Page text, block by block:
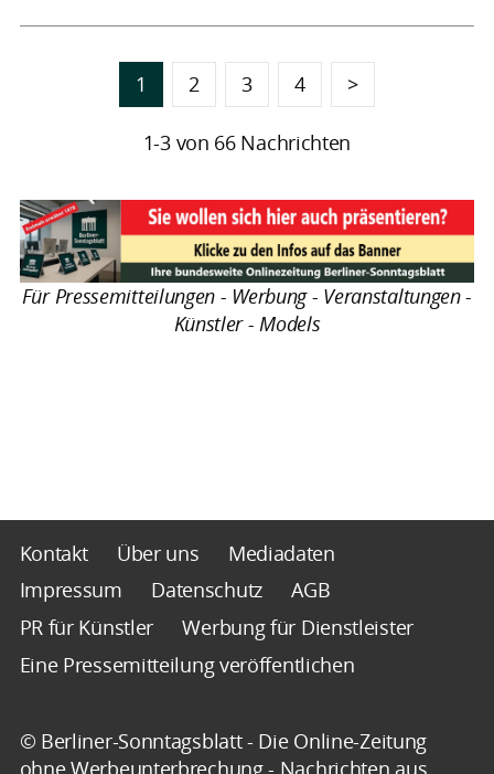
1 2 3 4 >
1-3 von 66 Nachrichten
Für Pressemitteilungen - Werbung - Veranstaltungen -
Künstler - Models
Kontakt Über uns
Mediadaten
Impressum
Datenschutz
AGB
PR für Künstler
Werbung für Dienstleister
Eine Pressemitteilung veröffentlichen
© Berliner-Sonntagsblatt - Die Online-Zeitung
ohne Werbeunterbrechung - Nachrichten aus